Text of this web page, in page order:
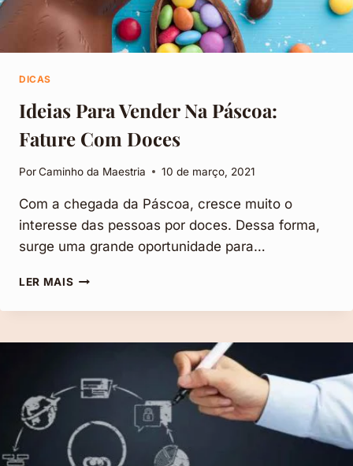
DICAS
Ideias Para Vender Na Páscoa:
Fature Com Doces
PorCaminho da Maestria 10 de março, 2021
Com a chegada da Páscoa, cresce muito o
interesse das pessoas por doces. Dessa forma,
surge uma grande oportunidade para…
LER MAISIDEIAS
VENDER
PÁSCOA:
COM
DOCES